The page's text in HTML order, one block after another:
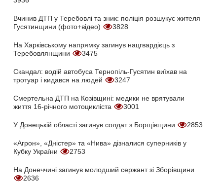
Вчинив ДТП у Теребовлі та зник: поліція розшукує жителя
Гусятинщини (фото+відео)
3828
На Харківському напрямку загинув нацгвардієць з
Теребовлянщини
3475
Скандал: водій автобуса Тернопіль-Гусятин виїхав на
тротуар і кидався на людей
3247
Смертельна ДТП на Козівщині: медики не врятували
життя 16-річного мотоцикліста
3001
У Донецькій області загинув солдат з Борщівщини 2853
«Агрон», «Дністер» та «Нива» дізналися суперників у
Кубку України
2753
На Донеччині загинув молодший сержант зі Зборівщини
2636